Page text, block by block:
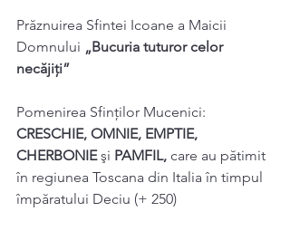
Prăznuirea Sfintei Icoane a Maicii
Domnului „Bucuria tuturor celor
necăjiţi”
Pomenirea Sfinților Mucenici:
CRESCHIE, OMNIE, EMPTIE,
CHERBONIE şi PAMFIL, care au pătimit
în regiunea Toscana din Italia în timpul
împăratului Deciu (+ 250)